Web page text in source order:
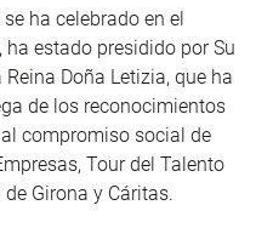
se ha celebrado en el
ha estado presidido por Su
Doña Letizia, que ha
de los reconocimientos
compromiso social de
Tour del Talento
Girona y Cáritas.